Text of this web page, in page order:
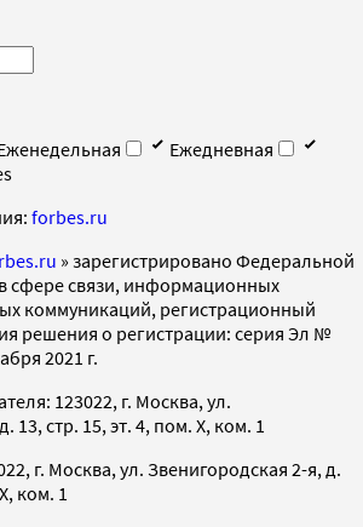
Ежедневная
forbes.ru
» зарегистрировано Федеральной
сфере связи, информационных
коммуникаций, регистрационный
решения о регистрации: серия Эл №
2021 г.
123022, г. Москва, ул.
13, стр. 15, эт. 4, пом. X, ком. 1
г. Москва, ул. Звенигородская 2-я, д.
ком. 1